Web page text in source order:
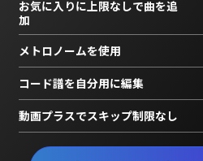
お気に入りに上限なしで曲を追
加
メトロノームを使用
コード譜を自分用に編集
動画プラスでスキップ制限なし